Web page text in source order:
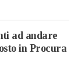
ad andare
in Procura